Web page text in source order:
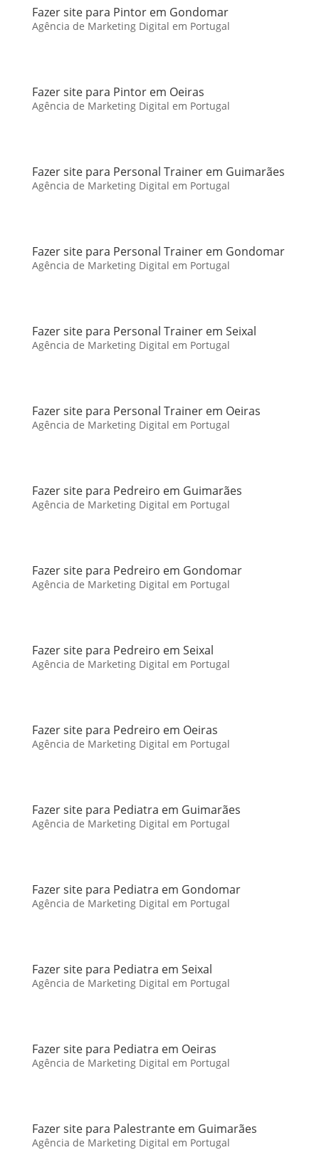
Fazer site para Pintor em Gondomar
Agência de Marketing Digital em Portugal
Fazer site para Pintor em Oeiras
Agência de Marketing Digital em Portugal
Fazer site para Personal Trainer em Guimarães
Agência de Marketing Digital em Portugal
Fazer site para Personal Trainer em Gondomar
Agência de Marketing Digital em Portugal
Fazer site para Personal Trainer em Seixal
Agência de Marketing Digital em Portugal
Fazer site para Personal Trainer em Oeiras
Agência de Marketing Digital em Portugal
Fazer site para Pedreiro em Guimarães
Agência de Marketing Digital em Portugal
Fazer site para Pedreiro em Gondomar
Agência de Marketing Digital em Portugal
Fazer site para Pedreiro em Seixal
Agência de Marketing Digital em Portugal
Fazer site para Pedreiro em Oeiras
Agência de Marketing Digital em Portugal
Fazer site para Pediatra em Guimarães
Agência de Marketing Digital em Portugal
Fazer site para Pediatra em Gondomar
Agência de Marketing Digital em Portugal
Fazer site para Pediatra em Seixal
Agência de Marketing Digital em Portugal
Fazer site para Pediatra em Oeiras
Agência de Marketing Digital em Portugal
Fazer site para Palestrante em Guimarães
Agência de Marketing Digital em Portugal